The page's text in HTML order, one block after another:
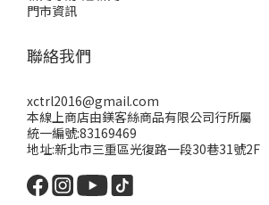
門市資訊
聯絡我們
xctrl2016@gmail.com
本線上商店由鎂客絲商品有限公司行所屬
統一編號:83169469
地址:新北市三重區光復路一段30巷31號2F